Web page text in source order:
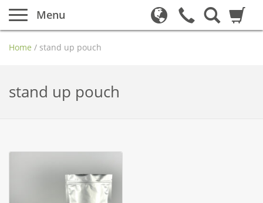
Menu
Home / stand up pouch
stand up pouch